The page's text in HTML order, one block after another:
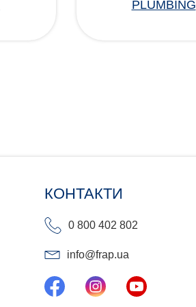
PLUMBING
КОНТАКТИ
0 800 402 802
info@frap.ua